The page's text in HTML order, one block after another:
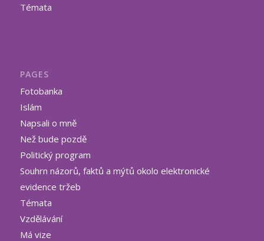
Témata
PAGES
Fotobanka
Islám
Napsali o mně
Než bude pozdě
Politický program
Souhrn názorů, faktů a mýtů okolo elektronické
evidence tržeb
Témata
Vzdělávání
Má vize